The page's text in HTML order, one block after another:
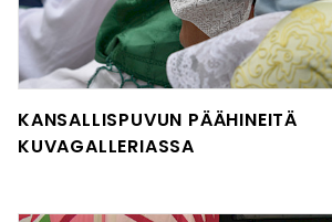
KANSALLISPUVUN PÄÄHINEITÄ
KUVAGALLERIASSA